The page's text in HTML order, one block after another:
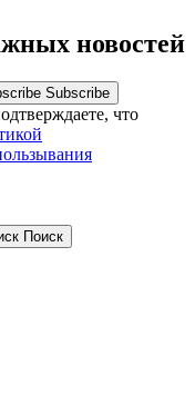
новостей
Subscribe
что
Поиск